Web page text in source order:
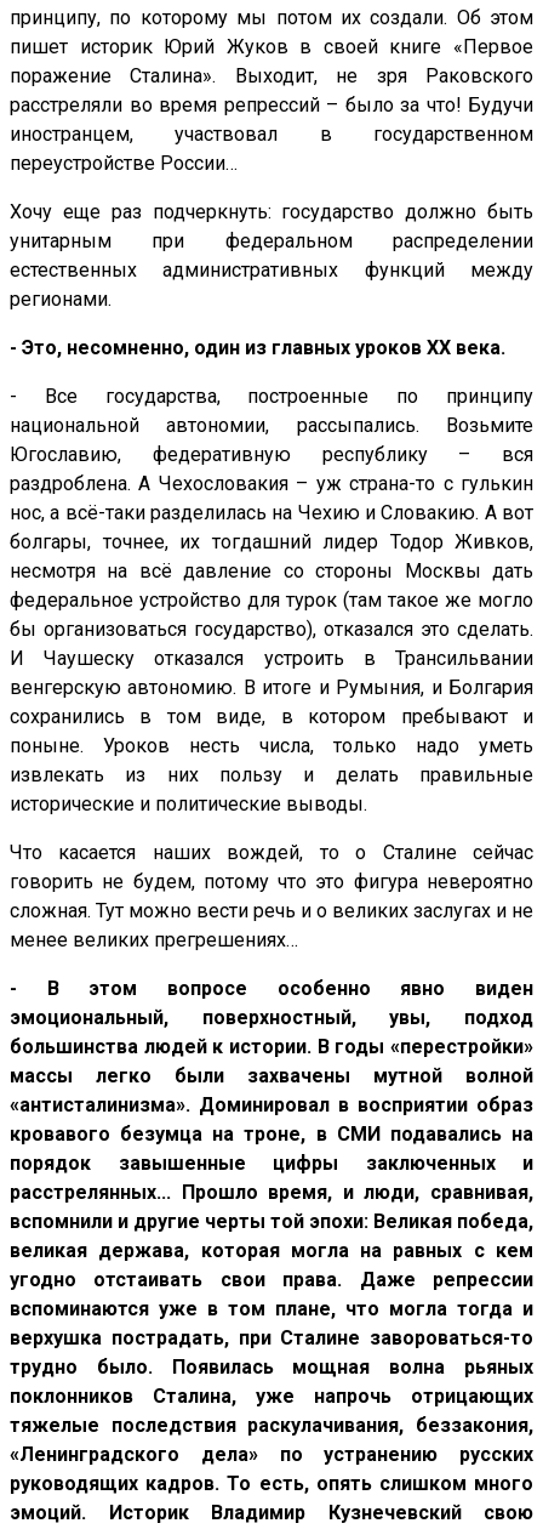
принципу, по которому мы потом их создали. Об этом
пишет историк Юрий Жуков в своей книге «Первое
поражение Сталина». Выходит, не зря Раковского
расстреляли во время репрессий – было за что! Будучи
иностранцем, участвовал в государственном
переустройстве России…
Хочу еще раз подчеркнуть: государство должно быть
унитарным при федеральном распределении
естественных административных функций между
регионами.
- Это, несомненно, один из главных уроков ХХ века.
- Все государства, построенные по принципу
национальной автономии, рассыпались. Возьмите
Югославию, федеративную республику – вся
раздроблена. А Чехословакия – уж страна-то с гулькин
нос, а всё-таки разделилась на Чехию и Словакию. А вот
болгары, точнее, их тогдашний лидер Тодор Живков,
несмотря на всё давление со стороны Москвы дать
федеральное устройство для турок (там такое же могло
бы организоваться государство), отказался это сделать.
И Чаушеску отказался устроить в Трансильвании
венгерскую автономию. В итоге и Румыния, и Болгария
сохранились в том виде, в котором пребывают и
поныне. Уроков несть числа, только надо уметь
извлекать из них пользу и делать правильные
исторические и политические выводы.
Что касается наших вождей, то о Сталине сейчас
говорить не будем, потому что это фигура невероятно
сложная. Тут можно вести речь и о великих заслугах и не
менее великих прегрешениях…
- В этом вопросе особенно явно виден
эмоциональный, поверхностный, увы, подход
большинства людей к истории. В годы «перестройки»
массы легко были захвачены мутной волной
«антисталинизма». Доминировал в восприятии образ
кровавого безумца на троне, в СМИ подавались на
порядок завышенные цифры заключенных и
расстрелянных... Прошло время, и люди, сравнивая,
вспомнили и другие черты той эпохи: Великая победа,
великая держава, которая могла на равных с кем
угодно отстаивать свои права. Даже репрессии
вспоминаются уже в том плане, что могла тогда и
верхушка пострадать, при Сталине завороваться-то
трудно было. Появилась мощная волна рьяных
поклонников Сталина, уже напрочь отрицающих
тяжелые последствия раскулачивания, беззакония,
«Ленинградского дела» по устранению русских
руководящих кадров. То есть, опять слишком много
эмоций. Историк Владимир Кузнечевский свою